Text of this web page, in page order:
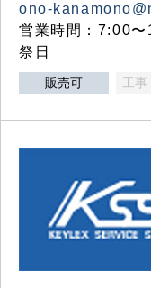
ono-
営業時間：7:00
祭日
販売可 工事